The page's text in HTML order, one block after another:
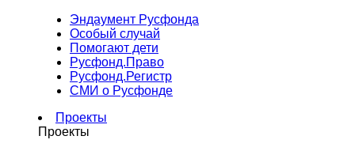
Эндаумент Русфонда
Особый случай
Помогают дети
Русфонд.Право
Русфонд.Регистр
СМИ о Русфонде
Проекты
Проекты